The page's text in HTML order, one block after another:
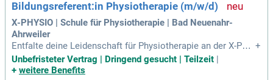
wächst stetig, und wir suchen talentierte Fachkräfte zur Ver
stärkung unseres Teams. Nutze die Chance, deine Karriere i
n einem dynamischen Unternehmen zu gestalten!
Bildungsreferent:in Physiotherapie (m/w/d)
X-PHYSIO | Schule für Physiotherapie | Bad Neuenahr-
Ahrweiler
Entfalte deine Leidenschaft für Physiotherapie an der X-PHY
SIO Schule in Bad Neuenahr-Ahrweiler! Hier erwartet dich ei
n praxisnaher und zukunftsorientierter Arbeitsplatz in einer
+
Unbefristeter Vertrag | Dringend gesucht | Teilzeit |
+ weitere Benefits